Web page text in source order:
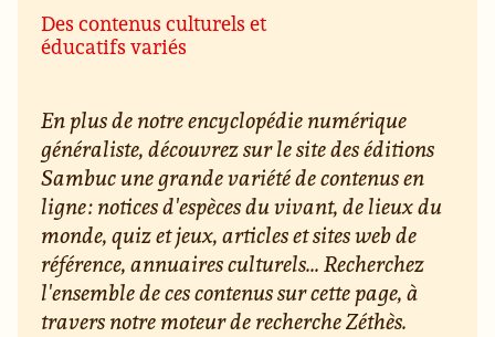
Des contenus culturels et
éducatifs variés
En plus de notre encyclopédie numérique
généraliste, découvrez sur le site des éditions
Sambuc une grande variété de contenus en
ligne : notices d'espèces du vivant, de lieux du
monde, quiz et jeux, articles et sites web de
référence, annuaires culturels... Recherchez
l'ensemble de ces contenus sur cette page, à
travers notre moteur de recherche Zéthès.